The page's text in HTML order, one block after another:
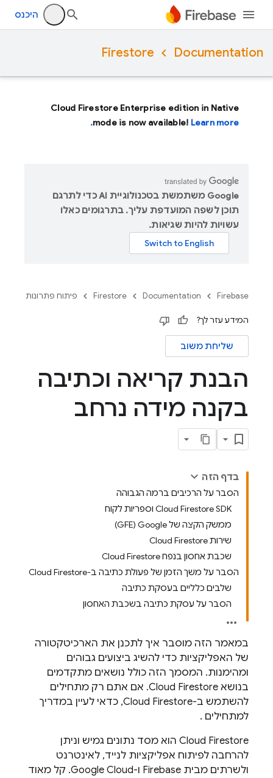
היכנס
Documentation
Firestore
Cloud Firestore Enterprise edition in Native
mode is now available! Learn more.
‫Google משתמשת בטכנולוגיית AI כדי לתרגם
תוכן לשפה המועדפת עליך. בתרגומים כאלו
עשויות להיות שגיאות.
Firebase
Documentation
Firestore פיתוח פתרונות
המידע עזר לך?
שליחת משוב
הבנת קריאה וכתיבה
בקנה מידה נרחב
בדף הזה
הסבר על הרכיבים ברמה הגבוהה
‫Cloud Firestore SDK וספריות לקוח
ממשק הקצה של Google‏ (GFE)
שירות Cloud Firestore
שכבת אחסון בנפח Cloud Firestore
הסבר על משך הזמן של פעולת כתיבה ב-Cloud Firestore
שלבים כלליים בעסקת כתיבה
הסבר על עסקת כתיבה בשכבת האחסון
במאמר הזה מוסבר איך לתכנן את הארכיטקטורה
של האפליקציות כדי להשיג ביצועים גבוהים
ומהימנות. המסמך הזה כולל נושאים מתקדמים
בנושא Cloud Firestore. אם אתם רק מתחילים
להשתמש ב-Cloud Firestore, כדאי לעיין במדריך
למתחילים .
Cloud Firestore הוא מסד נתונים גמיש וניתן
להרחבה לפיתוח אפליקציות לנייד, לאינטרנט
ולשרתים מבית Firebase ו-
Google Cloud. קל מאוד